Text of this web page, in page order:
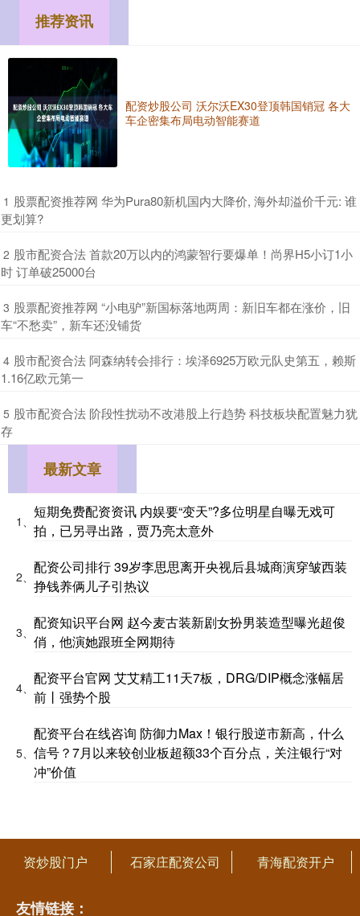
推荐资讯
配资炒股公司 沃尔沃EX30登顶韩国销冠 各大
车企密集布局电动智能赛道
1 ​股票配资推荐网 华为Pura80新机国内大降价, 海外却溢价千元: 谁
更划算?
2 ​股市配资合法 首款20万以内的鸿蒙智行要爆单！尚界H5小订1小
时 订单破25000台
3 ​股票配资推荐网 “小电驴”新国标落地两周：新旧车都在涨价，旧
车“不愁卖”，新车还没铺货
4 ​股市配资合法 阿森纳转会排行：埃泽6925万欧元队史第五，赖斯
1.16亿欧元第一
5 ​股市配资合法 阶段性扰动不改港股上行趋势 科技板块配置魅力犹
存
最新文章
1、
短期免费配资资讯 内娱要“变天”?多位明星自曝无戏可
拍，已另寻出路，贾乃亮太意外
2、
配资公司排行 39岁李思思离开央视后县城商演穿皱西装
挣钱养俩儿子引热议
3、
配资知识平台网 赵今麦古装新剧女扮男装造型曝光超俊
俏，他演她跟班全网期待
4、
配资平台官网 艾艾精工11天7板，DRG/DIP概念涨幅居
前丨强势个股
5、
配资平台在线咨询 防御力Max！银行股逆市新高，什么
信号？7月以来较创业板超额33个百分点，关注银行“对
冲”价值
资炒股门户 石家庄配资公司 青海配资开户
友情链接：